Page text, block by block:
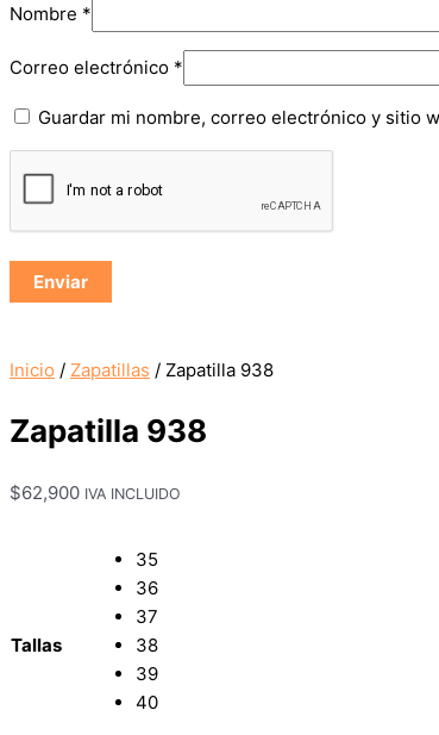
Nombre *
Correo electrónico *
Guardar mi nombre, correo electrónico y sitio
Inicio / Zapatillas / Zapatilla 938
Zapatilla 938
$62,900 IVA INCLUIDO
Tallas
35
36
37
38
39
40